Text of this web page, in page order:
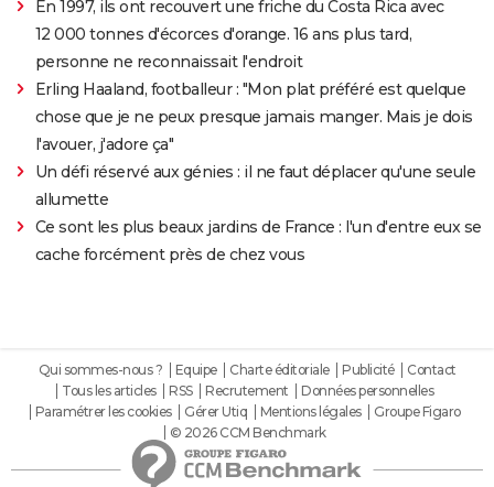
En 1997, ils ont recouvert une friche du Costa Rica avec
12 000 tonnes d'écorces d'orange. 16 ans plus tard,
personne ne reconnaissait l'endroit
Erling Haaland, footballeur : "Mon plat préféré est quelque
chose que je ne peux presque jamais manger. Mais je dois
l'avouer, j'adore ça"
Un défi réservé aux génies : il ne faut déplacer qu'une seule
allumette
Ce sont les plus beaux jardins de France : l'un d'entre eux se
cache forcément près de chez vous
Qui sommes-nous ? Equipe Charte éditoriale Publicité
Contact
Tous les articles
RSS Recrutement
Données personnelles
Paramétrer les cookies
Gérer Utiq Mentions légales
Groupe Figaro
© 2026 CCM Benchmark